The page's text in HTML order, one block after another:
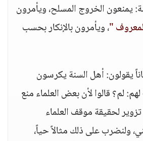
يمنعون الخروج المسلح، ويأمرون
"، ويأمرون بالإنكار بحسب
يقولون: أهل السنة يكرسون
لم؟ قالوا لأن بعض العلماء منع
تزوير لحقيقة موقف العلماء
ولنضرب على ذلك مثالاً حياً،